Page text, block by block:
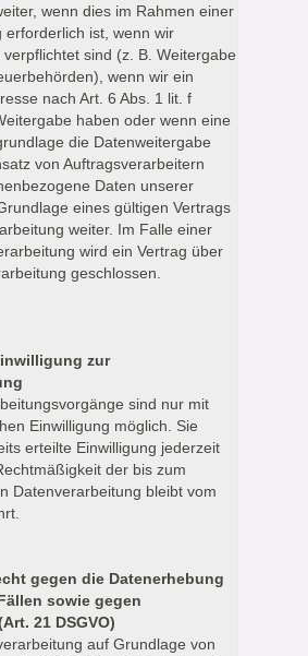
wenn dies im Rahmen einer
erforderlich ist, wenn wir
verpflichtet sind (z. B. Weitergabe
wenn wir ein
nach Art. 6 Abs. 1 lit. f
haben oder wenn eine
die Datenweitergabe
von Auftragsverarbeitern
Daten unserer
eines gültigen Vertrags
weiter. Im Falle einer
wird ein Vertrag über
geschlossen.
zur
sind nur mit
Einwilligung möglich. Sie
erteilte Einwilligung jederzeit
der bis zum
Datenverarbeitung bleibt vom
gegen die Datenerhebung
sowie gegen
21 DSGVO)
auf Grundlage von